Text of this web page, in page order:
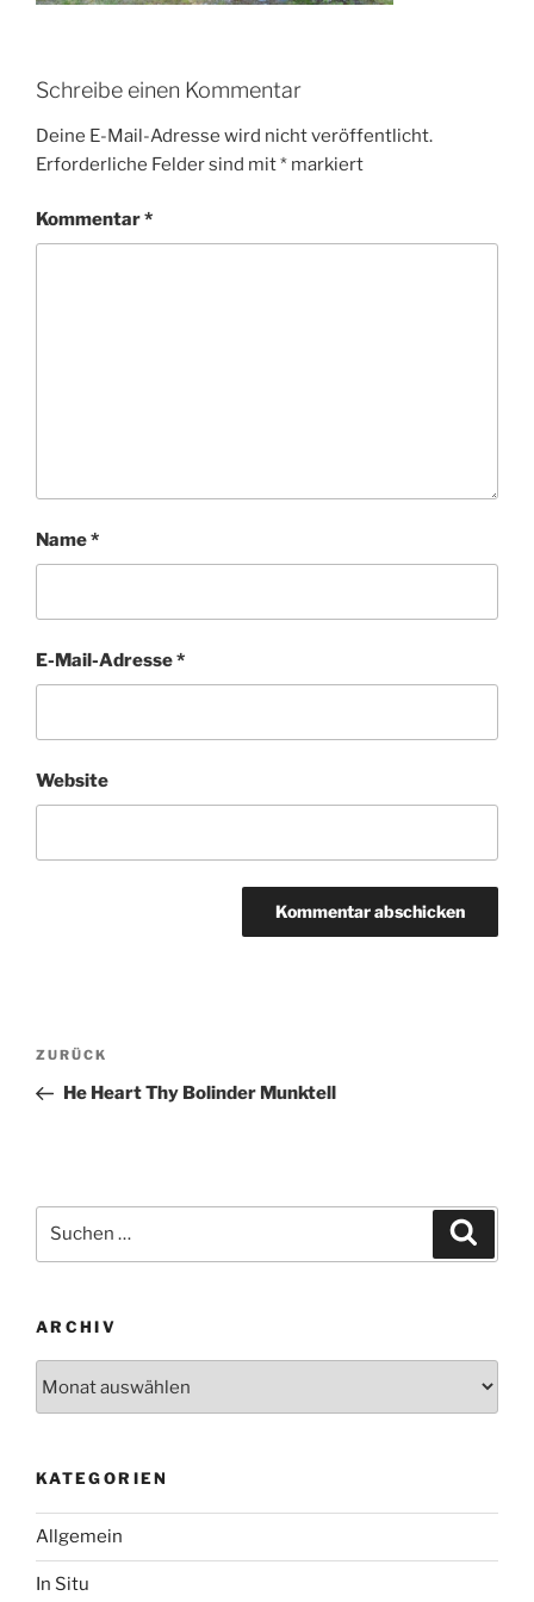
Schreibe einen Kommentar
Deine E-Mail-Adresse wird nicht veröffentlicht.
Erforderliche Felder sind mit* markiert
Kommentar*
Name*
E-Mail-Adresse*
Website
Beitragsnavigation
Vorheriger
Beitrag
ZURÜCK
He Heart Thy Bolinder Munktell
nach:
ARCHIV
KATEGORIEN
Allgemein
In Situ